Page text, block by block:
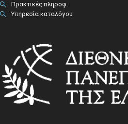
Πρακτικές πληροφ.​
Υπηρεσία καταλόγου